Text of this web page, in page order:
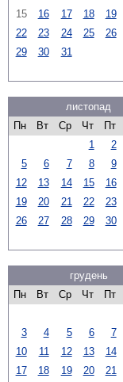
15
16 17 18 19
22
23 24 25 26
29
30 31
листопад
Пн
Вт Ср Чт Пт
1
2
5
6 7 8 9
12
13 14 15 16
19
20 21 22 23
26
27 28 29 30
грудень
Пн
Вт Ср Чт Пт
3
4 5 6 7
10
11 12 13 14
17
18 19 20 21